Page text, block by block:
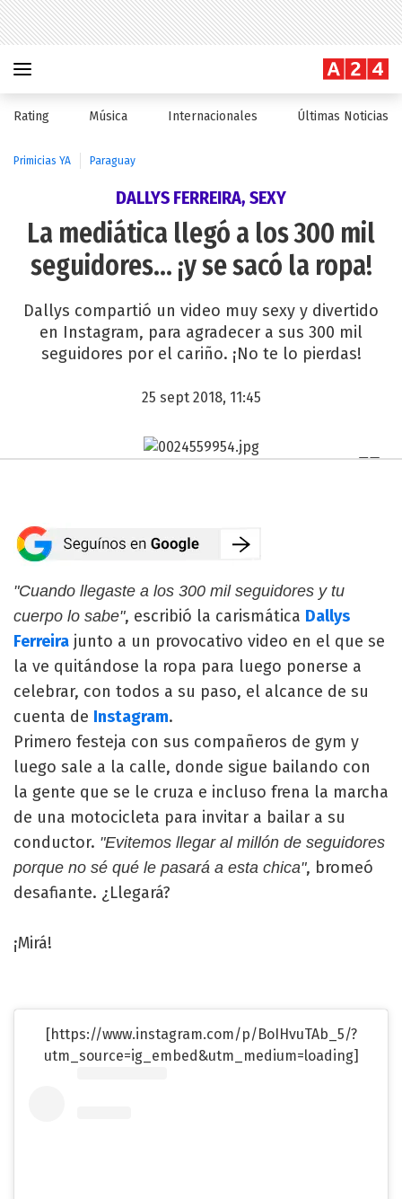
Rating Música Internacionales Últimas Noticias
Primicias YA Paraguay
DALLYS FERREIRA, SEXY
La mediática llegó a los 300 mil
seguidores... ¡y se sacó la ropa!
Dallys compartió un video muy sexy y divertido
en Instagram, para agradecer a sus 300 mil
seguidores por el cariño. ¡No te lo pierdas!
25 sept 2018, 11:45
"Cuando llegaste a los 300 mil seguidores y tu
cuerpo lo sabe", escribió la carismática Dallys
Ferreira junto a un provocativo video en el que se
la ve quitándose la ropa para luego ponerse a
celebrar, con todos a su paso, el alcance de su
cuenta de Instagram.
Primero festeja con sus compañeros de gym y
luego sale a la calle, donde sigue bailando con
la gente que se le cruza e incluso frena la marcha
de una motocicleta para invitar a bailar a su
conductor. "Evitemos llegar al millón de seguidores
porque no sé qué le pasará a esta chica", bromeó
desafiante. ¿Llegará?
¡Mirá!
[https://www.instagram.com/p/BoIHvuTAb_5/?
utm_source=ig_embed&utm_medium=loading]